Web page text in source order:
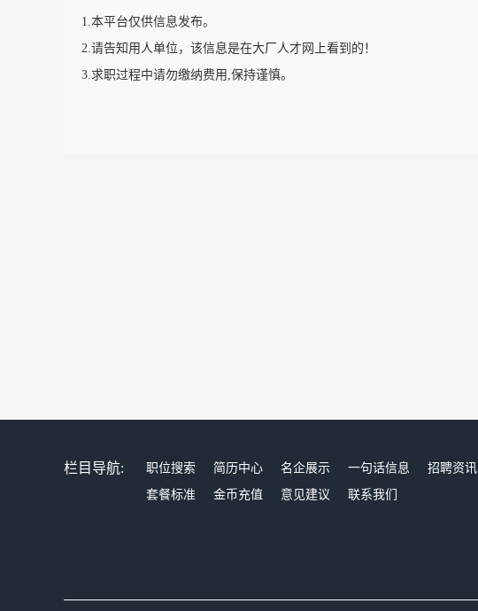
1.本平台仅供信息发布。
2.请告知用人单位，该信息是在大厂人才网上看到的！
3.求职过程中请勿缴纳费用,保持谨慎。
栏目导航: 职位搜索 简历中心 名企展示 一句话信息 招聘资讯
套餐标准
金币充值 意见建议 联系我们